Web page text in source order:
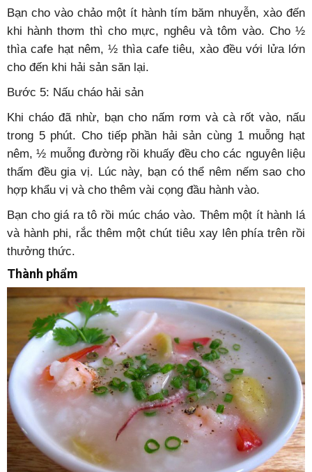
Bạn cho vào chảo một ít hành tím băm nhuyễn, xào đến
khi hành thơm thì cho mực, nghêu và tôm vào. Cho ½
thìa cafe hạt nêm, ½ thìa cafe tiêu, xào đều với lửa lớn
cho đến khi hải sản săn lại.
Bước 5: Nấu cháo hải sản
Khi cháo đã nhừ, bạn cho nấm rơm và cà rốt vào, nấu
trong 5 phút. Cho tiếp phần hải sản cùng 1 muỗng hạt
nêm, ½ muỗng đường rồi khuấy đều cho các nguyên liệu
thấm đều gia vị. Lúc này, bạn có thể nêm nếm sao cho
hợp khẩu vị và cho thêm vài cọng đầu hành vào.
Bạn cho giá ra tô rồi múc cháo vào. Thêm một ít hành lá
và hành phi, rắc thêm một chút tiêu xay lên phía trên rồi
thưởng thức.
Thành phẩm